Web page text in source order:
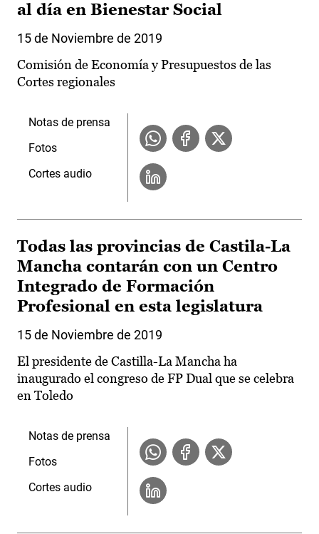
al día en Bienestar Social
15 de Noviembre de 2019
Comisión de Economía y Presupuestos de las
Cortes regionales
Notas de prensa
Fotos
Cortes audio
Todas las provincias de Castila-La
Mancha contarán con un Centro
Integrado de Formación
Profesional en esta legislatura
15 de Noviembre de 2019
El presidente de Castilla-La Mancha ha
inaugurado el congreso de FP Dual que se celebra
en Toledo
Notas de prensa
Fotos
Cortes audio